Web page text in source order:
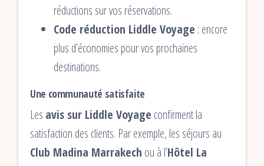
réductions sur vos réservations.
Code réduction Liddle Voyage : encore
plus d’économies pour vos prochaines
destinations.
Une communauté satisfaite
Les avis sur Liddle Voyage confirment la
satisfaction des clients. Par exemple, les séjours au
Club Madina Marrakech ou à l’Hôtel La